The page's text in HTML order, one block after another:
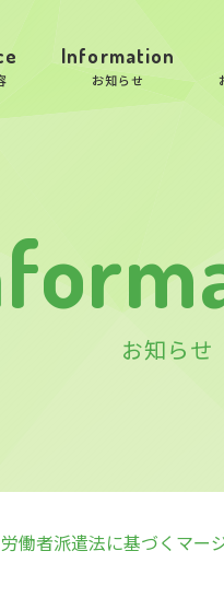
Information
お知らせ
お知らせ
労働者派遣法に基づくマー